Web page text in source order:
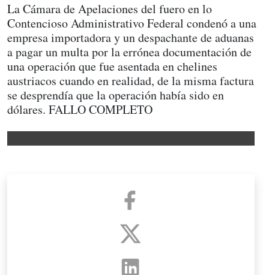
La Cámara de Apelaciones del fuero en lo
Contencioso Administrativo Federal condenó a una
empresa importadora y un despachante de aduanas
a pagar un multa por la errónea documentación de
una operación que fue asentada en chelines
austriacos cuando en realidad, de la misma factura
se desprendía que la operación había sido en
dólares. FALLO COMPLETO